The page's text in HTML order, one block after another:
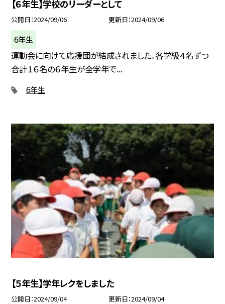
【６年生】学校のリーダーとして
公開日 2024/09/06 更新日 2024/09/06
6年生
運動会に向けて応援団が結成されました。各学級４名ずつ
合計１６名の６年生が全学年で...
6年生
【５年生】学年レクをしました
公開日 2024/09/04 更新日 2024/09/04